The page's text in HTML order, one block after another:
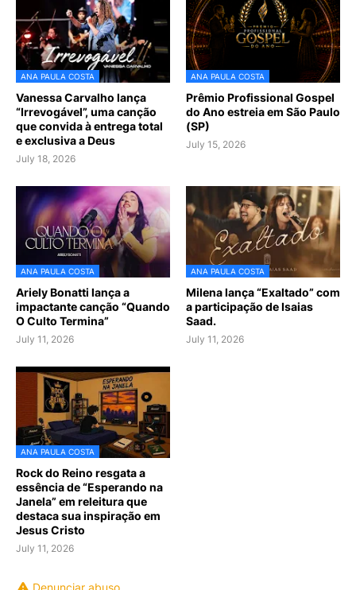
ANA PAULA COSTA
Vanessa Carvalho lança
“Irrevogável”, uma canção
que convida à entrega total
e exclusiva a Deus
July 18, 2026
ANA PAULA COSTA
Prêmio Profissional Gospel
do Ano estreia em São Paulo
(SP)
July 15, 2026
ANA PAULA COSTA
Ariely Bonatti lança a
impactante canção “Quando
O Culto Termina”
July 11, 2026
ANA PAULA COSTA
Milena lança “Exaltado” com
a participação de Isaias
Saad.
July 11, 2026
ANA PAULA COSTA
Rock do Reino resgata a
essência de “Esperando na
Janela” em releitura que
destaca sua inspiração em
Jesus Cristo
July 11, 2026
Denunciar abuso